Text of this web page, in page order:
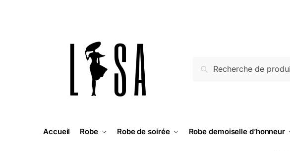
RECHERCHE
Accueil Robe Robe de soirée Robe demoiselle d’honneur